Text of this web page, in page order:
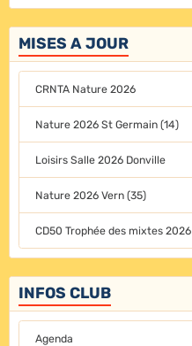
MISES A JOUR
CRNTA Nature 2026
Nature 2026 St Germain (14)
Loisirs Salle 2026 Donville
Nature 2026 Vern (35)
CD50 Trophée des mixtes 2026
INFOS CLUB
Agenda